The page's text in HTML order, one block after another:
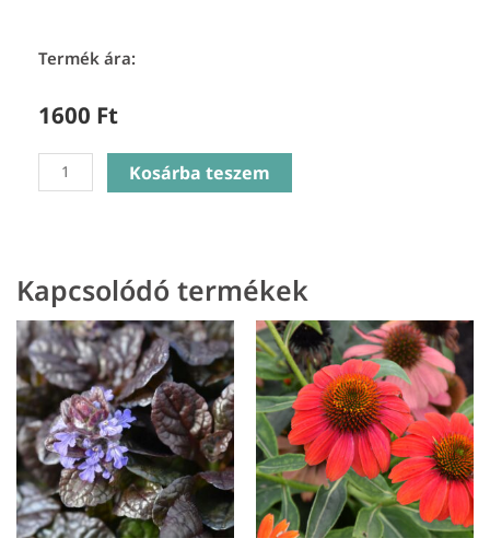
Termék ára:
1600 Ft
Sedum
acre
varjúháj
mennyiség
Kosárba teszem
Kapcsolódó termékek